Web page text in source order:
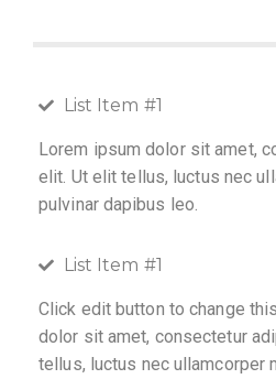
List Item #1
Lorem ipsum dolor sit amet,
elit. Ut elit tellus, luctus nec
pulvinar dapibus leo.
List Item #1
Click edit button to change
dolor sit amet, consectetur
tellus, luctus nec ullamcorper